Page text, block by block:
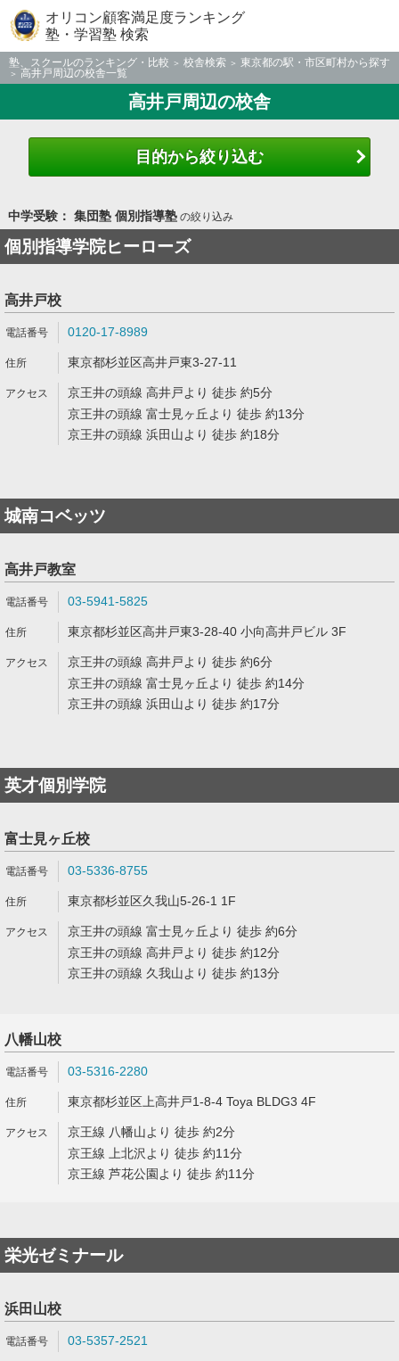
オリコン顧客満足度ランキング
塾・学習塾 検索
塾、スクールのランキング・比較 校舎検索
東京都の駅・市区町村から探す
高井戸周辺の校舎一覧
高井戸周辺の校舎
目的から絞り込む
中学受験： 集団塾 個別指導塾の絞り込み
個別指導学院ヒーローズ
高井戸校
0120-17-8989
東京都杉並区高井戸東3-27-11
京王井の頭線 高井戸より 徒歩 約5分
京王井の頭線 富士見ヶ丘より 徒歩 約13分
京王井の頭線 浜田山より 徒歩 約18分
城南コベッツ
高井戸教室
03-5941-5825
東京都杉並区高井戸東3-28-40 小向高井戸ビル 3F
京王井の頭線 高井戸より 徒歩 約6分
京王井の頭線 富士見ヶ丘より 徒歩 約14分
京王井の頭線 浜田山より 徒歩 約17分
英才個別学院
富士見ヶ丘校
03-5336-8755
東京都杉並区久我山5-26-1 1F
京王井の頭線 富士見ヶ丘より 徒歩 約6分
京王井の頭線 高井戸より 徒歩 約12分
京王井の頭線 久我山より 徒歩 約13分
八幡山校
03-5316-2280
東京都杉並区上高井戸1-8-4 Toya BLDG3 4F
京王線 八幡山より 徒歩 約2分
京王線 上北沢より 徒歩 約11分
京王線 芦花公園より 徒歩 約11分
栄光ゼミナール
浜田山校
03-5357-2521